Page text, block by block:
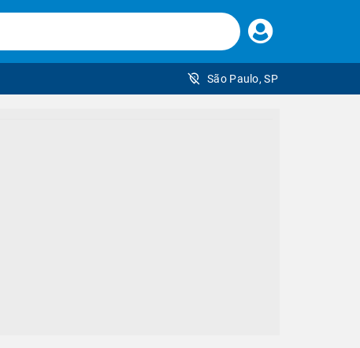
Faça
seu
São Paulo, SP